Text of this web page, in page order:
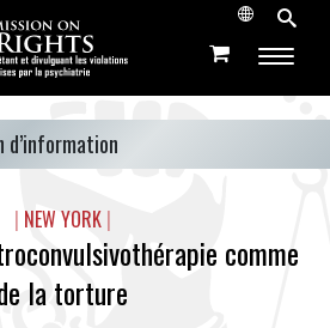
d’information
| NEW YORK |
comme
la torture